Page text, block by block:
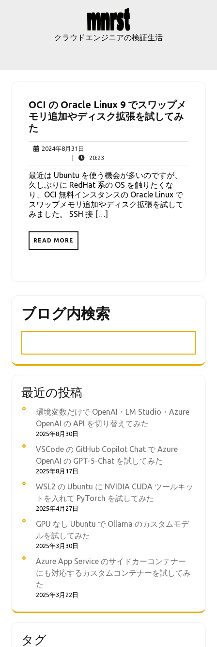
クラウドエンジニアの検証生活
OCI の Oracle Linux 9 でスワップメ
モリ追加やディスク拡張を試してみ
た
2024年8月31日
年
8
月
31
日
20:23
最近は Ubuntu を使う機会が多いのですが、
久しぶりに RedHat 系の OS を触りたくな
り、OCI 無料インスタンスの Oracle Linux で
スワップメモリ追加やディスク拡張を試して
みました。 SSH 接 […]
READ MORE
ブログ内検索
最近の投稿
環境変数だけで OpenAI・LM Studio・Azure
OpenAI の API を切り替えてみた
2025年8月30日
VSCode の GitHub Copilot Chat で Azure
OpenAI の GPT-5-Chat を試してみた
2025年8月17日
WSL2 の Ubuntu に NVIDIA CUDA ツールキッ
トを入れて PyTorch を試してみた
2025年4月27日
GPU なし Ubuntu で Ollama のカスタムモデ
ルを試してみた
2025年3月30日
Azure App Service のサイドカーコンテナー
にも対応するカスタムコンテナーを試してみ
た
2025年3月22日
タグ